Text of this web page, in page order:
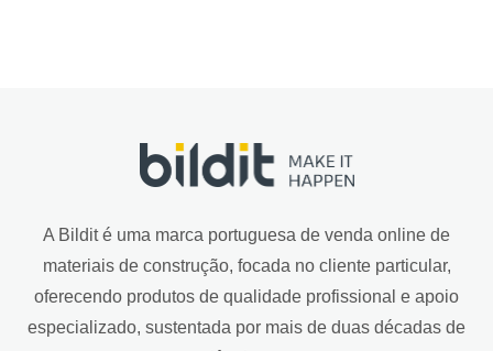
A Bildit é uma marca portuguesa de venda online de
materiais de construção, focada no cliente particular,
oferecendo produtos de qualidade profissional e apoio
especializado, sustentada por mais de duas décadas de